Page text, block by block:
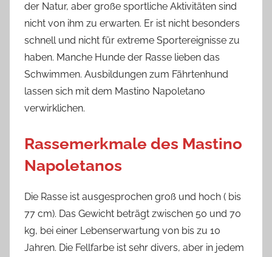
der Natur, aber große sportliche Aktivitäten sind
nicht von ihm zu erwarten. Er ist nicht besonders
schnell und nicht für extreme Sportereignisse zu
haben. Manche Hunde der Rasse lieben das
Schwimmen. Ausbildungen zum Fährtenhund
lassen sich mit dem Mastino Napoletano
verwirklichen.
Rassemerkmale des Mastino
Napoletanos
Die Rasse ist ausgesprochen groß und hoch ( bis
77 cm). Das Gewicht beträgt zwischen 50 und 70
kg, bei einer Lebenserwartung von bis zu 10
Jahren. Die Fellfarbe ist sehr divers, aber in jedem